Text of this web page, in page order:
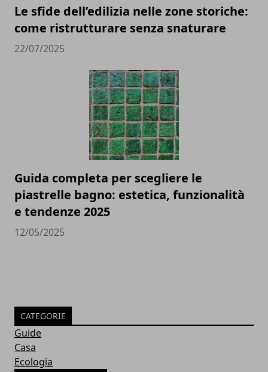
Le sfide dell’edilizia nelle zone storiche:
come ristrutturare senza snaturare
22/07/2025
Guida completa per scegliere le
piastrelle bagno: estetica, funzionalità
e tendenze 2025
12/05/2025
CATEGORIE
Guide
Casa
Ecologia